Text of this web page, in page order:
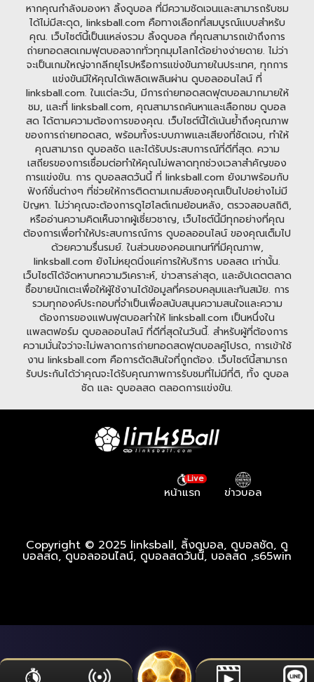
หากคุณกำลังมองหา ลิ้งดูบอล ที่มีความชัดเจนและสามารถรับชม
ได้ไม่มีสะดุด, linksball.com คือทางเลือกที่สมบูรณ์แบบสำหรับ
คุณ. เว็บไซต์นี้เป็นแหล่งรวม ลิ้งดูบอล ที่คุณสามารถเข้าถึงการ
ถ่ายทอดสดเกมฟุตบอลจากทั่วทุกมุมโลกได้อย่างง่ายดาย. ไม่ว่า
จะเป็นเกมใหญ่จากลีกยุโรปหรือการแข่งขันภายในประเทศ, ทุกการ
แข่งขันมีให้คุณได้เพลิดเพลินผ่าน ดูบอลออนไลน์ ที่
linksball.com. ในแต่ละวัน, มีการถ่ายทอดสดฟุตบอลมากมายให้
ชม, และที่ linksball.com, คุณสามารถค้นหาและเลือกชม ดูบอล
สด ได้ตามความต้องการของคุณ. เว็บไซต์นี้ได้เน้นย้ำถึงคุณภาพ
ของการถ่ายทอดสด, พร้อมทั้งระบบภาพและเสียงที่ชัดเจน, ทำให้
คุณสามารถ ดูบอลชัด และได้รับประสบการณ์ที่ดีที่สุด. ความ
เสถียรของการเชื่อมต่อทำให้คุณไม่พลาดทุกช่วงเวลาสำคัญของ
การแข่งขัน. การ ดูบอลสดวันนี้ ที่ linksball.com ยังมาพร้อมกับ
ฟังก์ชั่นต่างๆ ที่ช่วยให้การติดตามเกมส์ของคุณเป็นไปอย่างไม่มี
ปัญหา. ไม่ว่าคุณจะต้องการดูไฮไลต์เกมย้อนหลัง, ตรวจสอบสถิติ,
หรืออ่านความคิดเห็นจากผู้เชี่ยวชาญ, เว็บไซต์นี้มีทุกอย่างที่คุณ
ต้องการเพื่อทำให้ประสบการณ์การ ดูบอลออนไลน์ ของคุณเต็มไป
ด้วยความรื่นรมย์. ในส่วนของคอนเทนท์ที่มีคุณภาพ,
linksball.com ยังไม่หยุดนิ่งแค่การให้บริการ บอลสด เท่านั้น.
เว็บไซต์ได้จัดหาบทความวิเคราะห์, ข่าวสารล่าสุด, และอัปเดตตลาด
ซื้อขายนักเตะเพื่อให้ผู้ใช้งานได้ข้อมูลที่ครอบคลุมและทันสมัย. การ
รวมทุกองค์ประกอบที่จำเป็นเพื่อสนับสนุนความสนใจและความ
ต้องการของแฟนฟุตบอลทำให้ linksball.com เป็นหนึ่งใน
แพลตฟอร์ม ดูบอลออนไลน์ ที่ดีที่สุดในวันนี้. สำหรับผู้ที่ต้องการ
ความมั่นใจว่าจะไม่พลาดการถ่ายทอดสดฟุตบอลคู่โปรด, การเข้าใช้
งาน linksball.com คือการตัดสินใจที่ถูกต้อง. เว็บไซต์นี้สามารถ
รับประกันได้ว่าคุณจะได้รับคุณภาพการรับชมที่ไม่มีที่ติ, ทั้ง ดูบอล
ชัด และ ดูบอลสด ตลอดการแข่งขัน.
ข่าวบอล
Live
หน้าแรก
Copyright © 2025 linksball, ลิ้งดูบอล, ดูบอลชัด, ดู
บอลสด, ดูบอลออนไลน์, ดูบอลสดวันนี้, บอลสด ,s65win